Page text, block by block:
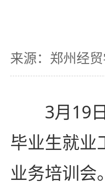
来源：郑州经
3月19
毕业生就业
业务培训会